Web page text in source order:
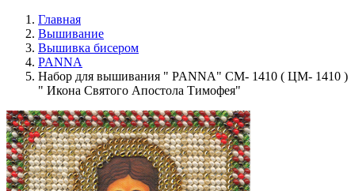
Главная
Вышивание
Вышивка бисером
PANNA
Набор для вышивания " PANNA" CM- 1410 ( ЦМ- 1410 )
" Икона Святого Апостола Тимофея"